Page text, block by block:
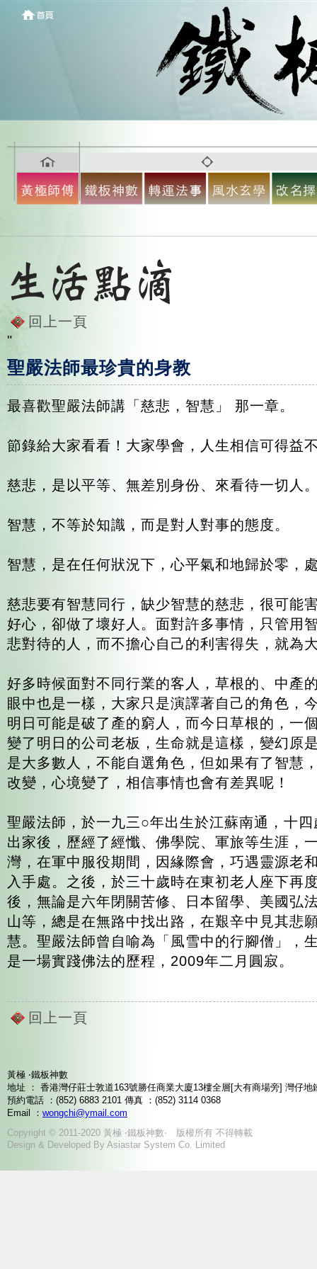
回上一頁
"
聖嚴法師最珍貴的身教
最喜歡聖嚴法師講「慈悲，智慧」 那一章。
節錄給大家看看！大家學會，人生相信可得益
慈悲，是以平等、無差別身份、來看待一切人
智慧，不等於知識，而是對人對事的態度。
智慧，是在任何狀況下，心平氣和地歸於零，
慈悲要有智慧同行，缺少智慧的慈悲，很可能
好心，卻做了壞好人。面對許多事情，只管用
悲對待的人，而不擔心自己的利害得失，就為
好多時候面對不同行業的客人，草根的、中產
眼中也是一樣，大家只是演譯著自己的角色，
明日可能是破了產的窮人，而今日草根的，一
變了明日的公司老板，生命就是這樣，變幻原
是大多數人，不能自選角色，但如果有了智慧
改變，心境變了，相信事情也會有差異呢！
聖嚴法師，於一九三○年出生於江蘇南通，十
出家後，歷經了經懺、佛學院、軍旅等生涯，
灣，在軍中服役期間，因緣際會，巧遇靈源老
入手處。之後，於三十歲時在東初老人座下再
後，無論是六年閉關苦修、日本留學、美國弘
山等，總是在無路中找出路，在艱辛中見其悲
慧。聖嚴法師曾自喻為「風雪中的行腳僧」，
是一場實踐佛法的歷程，2009年二月圓寂。
回上一頁
黃極 ‧鐵板神數
地址 ： 香港灣仔莊士敦道163號勝任商業大廈13樓全層[大有商場旁] 灣仔地
預約電話 ：(852) 6883 2101 傳真 ：(852) 3114 0368
Email ： wongchi@ymail.com
Copyright © 2011-2020 黃極 ‧鐵板神數‧ 版權所有 不得轉載
Design & Developed By Asiastar System Co. Limited